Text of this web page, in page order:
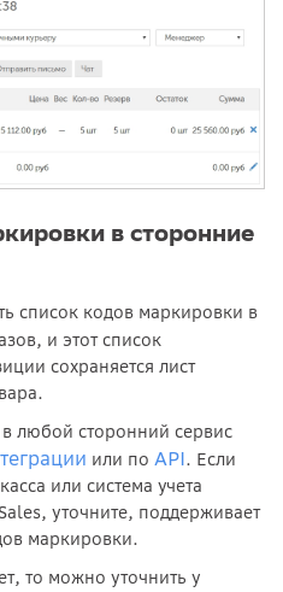
в сторонние
список кодов маркировки в
и этот список
сохраняется лист
любой сторонний сервис
или по API. Если
или система учета
уточните, поддерживает
маркировки.
то можно уточнить у